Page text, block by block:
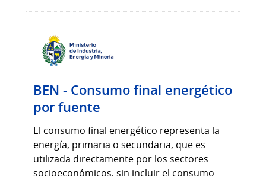
BEN - Consumo final energético
por fuente
El consumo final energético representa la
energía, primaria o secundaria, que es
utilizada directamente por los sectores
socioeconómicos, sin incluir el consumo